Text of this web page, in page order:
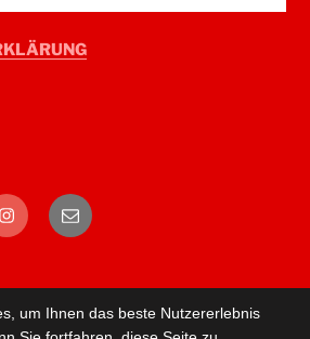
Instagram
E-
Mail
um Ihnen das beste Nutzererlebnis